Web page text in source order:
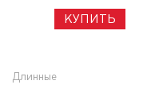
КУПИТЬ
Длинные